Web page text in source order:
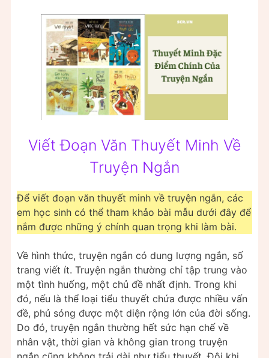
Viết Đoạn Văn Thuyết Minh Về
Truyện Ngắn
Để viết đoạn văn thuyết minh về truyện ngắn, các
em học sinh có thể tham khảo bài mẫu dưới đây để
nắm được những ý chính quan trọng khi làm bài.
Về hình thức, truyện ngắn có dung lượng ngắn, số
trang viết ít. Truyện ngắn thường chỉ tập trung vào
một tình huống, một chủ đề nhất định. Trong khi
đó, nếu là thể loại tiểu thuyết chứa được nhiều vấn
đề, phủ sóng được một diện rộng lớn của đời sống.
Do đó, truyện ngắn thường hết sức hạn chế về
nhân vật, thời gian và không gian trong truyện